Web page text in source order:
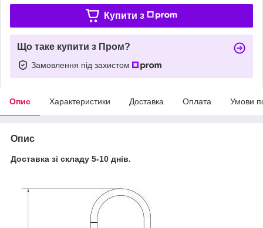
Купити з
Що таке купити з Пром?
Замовлення під захистом
Опис Характеристики Доставка Оплата Умови
Опис
Доставка зі складу 5-10 днів.